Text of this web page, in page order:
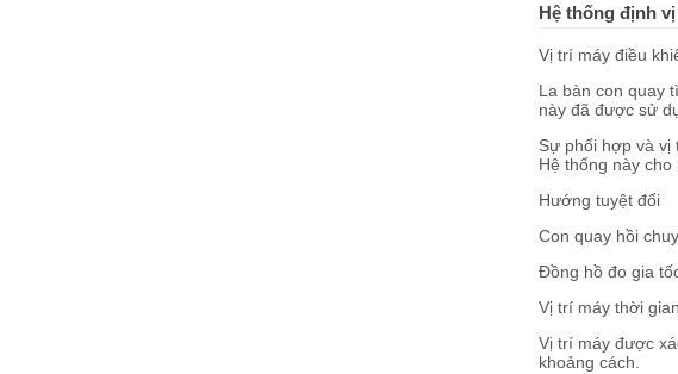
Hệ thống định
Vị trí máy điều
La bàn con quay
này đã được sử
Sự phối hợp và vị
Hệ thống này cho
Hướng tuyệt đối
Con quay hồi
Đồng hồ đo gia
Vị trí máy thời
Vị trí máy được
khoảng cách.